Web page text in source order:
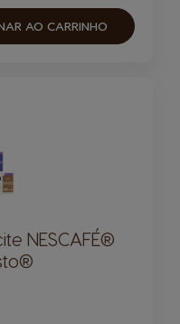
AO CARRINHO
NESCAFÉ®